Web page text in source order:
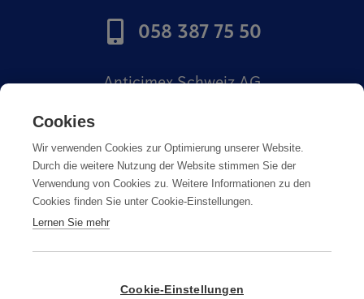
058 387 75 50
Anticimex Schweiz AG
Mentions légales
Mentions légales
Cookies
Wir verwenden Cookies zur Optimierung unserer Website.
Durch die weitere Nutzung der Website stimmen Sie der
Verwendung von Cookies zu. Weitere Informationen zu den
Cookies finden Sie unter Cookie-Einstellungen.
Lernen Sie mehr
Cookie-Einstellungen